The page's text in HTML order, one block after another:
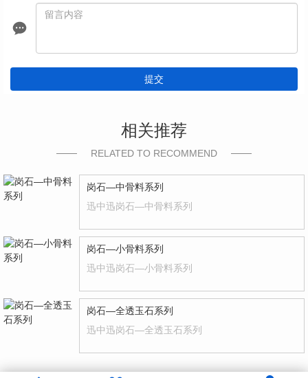
提交
相关推荐
RELATED TO RECOMMEND
岗石—中骨料系列
迅中迅岗石—中骨料系列
岗石—小骨料系列
迅中迅岗石—小骨料系列
岗石—全透玉石系列
迅中迅岗石—全透玉石系列